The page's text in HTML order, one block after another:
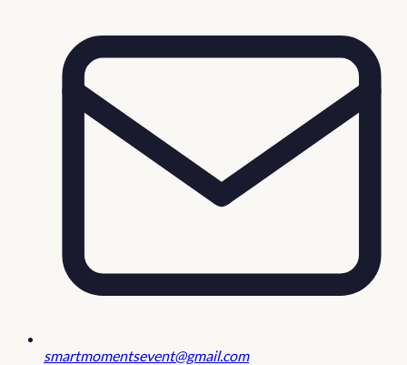
smartmomentsevent@gmail.com